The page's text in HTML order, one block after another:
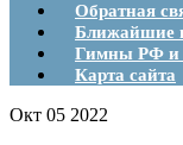
Обратная
Ближайшие
Гимны РФ и
Карта сайта
Окт 05 2022